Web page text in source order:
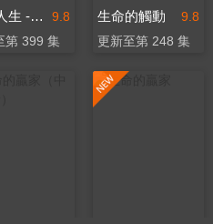
9.8
豐盛人生 - 喬依絲邁爾
第 399 集
9.8
生命的觸動
更新至第 248 集